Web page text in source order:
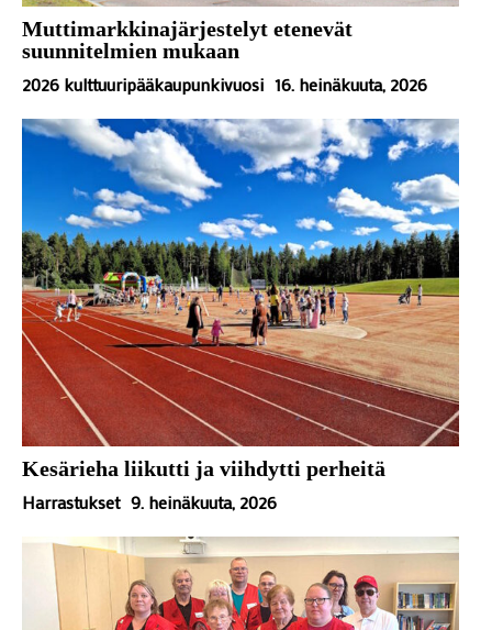
Muttimarkkinajärjestelyt etenevät
suunnitelmien mukaan
2026 kulttuuripääkaupunkivuosi 16. heinäkuuta, 2026
Kesärieha liikutti ja viihdytti perheitä
Harrastukset 9. heinäkuuta, 2026